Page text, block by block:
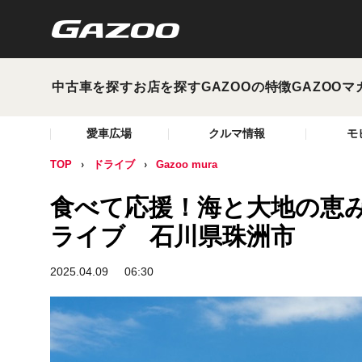
中古車を探すお店を探すGAZOOの特徴GAZOOマ
愛車広場 クルマ情報 モ
TOP ドライブ Gazoo mura
食べて応援！海と大地の恵
ライブ 石川県珠洲市
2025.04.09 06:30